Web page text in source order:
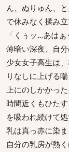
ん、ぬりゅん、
で休みなく揉み立
「くぅッ…あはぁ
薄暗い深夜、自
少女女子高生は
りなしに上げる
上にのしかかった
時間近くもひた
を吸われ続けて
乳は真っ赤に染ま
自分の乳房が熱